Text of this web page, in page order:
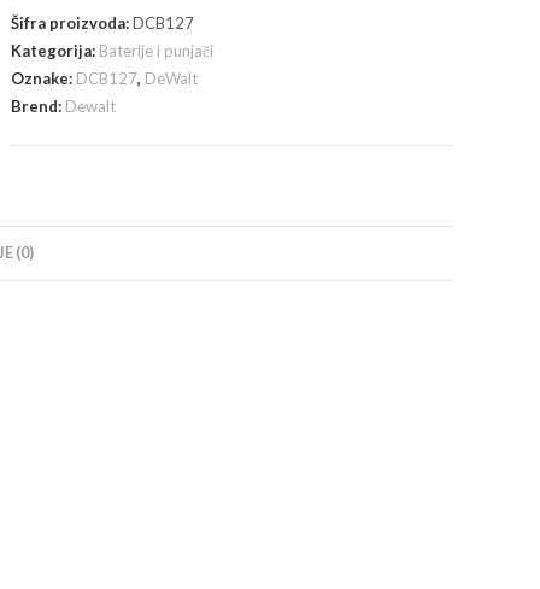
12v,
2.0Ah
količina
Šifra proizvoda:DCB127
Kategorija: Baterije i punjači
Oznake: DCB127, DeWalt
Brend: Dewalt
(0)